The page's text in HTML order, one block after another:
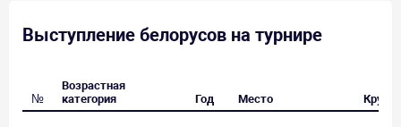
Выступление белорусов на турнире
№
Возрастная
категория
Год Место Круг